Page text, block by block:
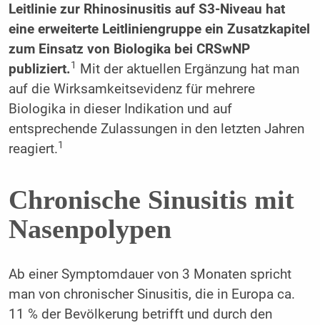
Leitlinie zur Rhinosinusitis auf S3-Niveau hat
eine erweiterte Leitliniengruppe ein Zusatzkapitel
zum Einsatz von Biologika bei CRSwNP
publiziert.1
Mit der aktuellen Ergänzung hat man
auf die Wirksamkeitsevidenz für mehrere
Biologika in dieser Indikation und auf
entsprechende Zulassungen in den letzten Jahren
reagiert.1
Chronische Sinusitis mit
Nasenpolypen
Ab einer Symptomdauer von 3 Monaten spricht
man von chronischer Sinusitis, die in Europa ca.
11 % der Bevölkerung betrifft und durch den